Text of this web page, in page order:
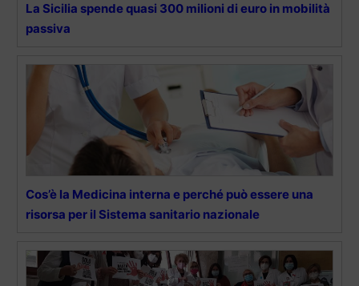
La Sicilia spende quasi 300 milioni di euro in mobilità
passiva
Cos’è la Medicina interna e perché può essere una
risorsa per il Sistema sanitario nazionale